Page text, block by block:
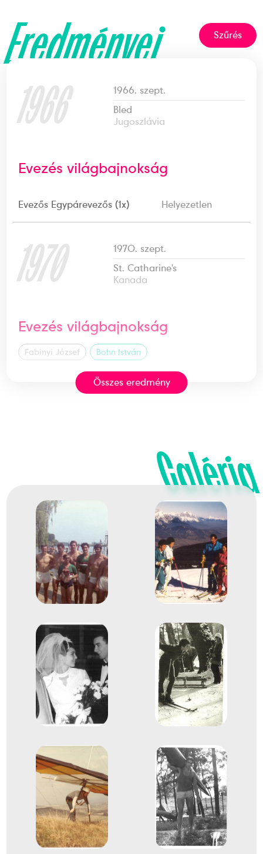
Eredményei Szűrés
1966
1966. szept.
Bled
Jugoszlávia
Evezés világbajnokság
Evezős Egypárevezős (1x) Helyezetlen
1970
1970. szept.
St. Catharine's
Kanada
Evezés világbajnokság
Fabinyi József Bohn István
Evezős Kormányos nélküli
Helyezetlen
Klagenfurt
Evezés Európa-bajnokság
Czakó Csaba Dr. Kokas Péter
Pályi András
Romvári László
Felcsiki Ákos
Rigler György
Molnár Andor
Fabinyi József Bohn István
Evezős Nyolcas (8+)
1965
1965. aug.
Németország
Evezés Európa-bajnokság
Evezős Egypárevezős (1x) 9
Összes eredmény
Galéria